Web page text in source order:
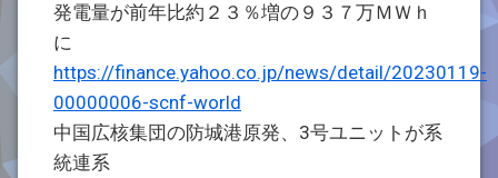
発電量が前年比約２３％増の９３７万ＭＷｈ
に
https://finance.yahoo.co.jp/news/detail/20230119-
00000006-scnf-world
中国広核集団の防城港原発、3号ユニットが系
統連系